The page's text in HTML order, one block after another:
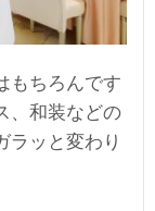
もちろんです
、和装などの
ラッと変わり